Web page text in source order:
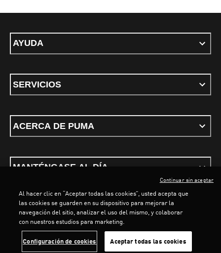
LOADING... LOADING...
AYUDA
SERVICIOS
ACERCA DE PUMA
MANTÉNGASE AL DÍA
Términos y CondicionesPolítica de privacidad
PUMA, 2026. Todos los derechos reservados
Al hacer clic en “Aceptar todas las cookies”, usted acepta que
las cookies se guarden en su dispositivo para mejorar la
navegación del sitio, analizar el uso del mismo, y colaborar
con nuestros estudios para marketing.
Configuración de cookies Aceptar todas las cookies
Continuar sin aceptar